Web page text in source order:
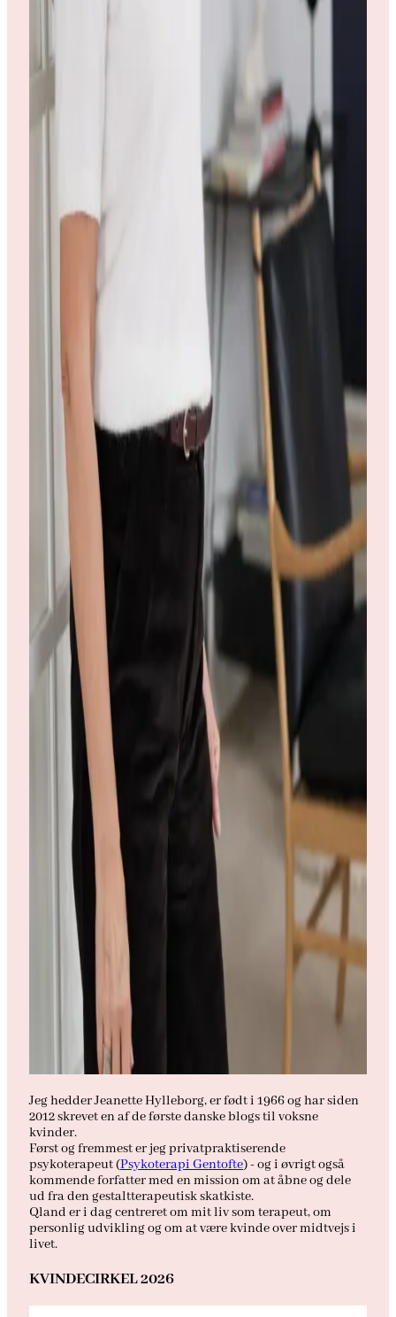
Jeg hedder Jeanette Hylleborg, er født i 1966 og har siden
2012 skrevet en af de første danske blogs til voksne
kvinder.
Først og fremmest er jeg privatpraktiserende
psykoterapeut (Psykoterapi Gentofte) - og i øvrigt også
kommende forfatter med en mission om at åbne og dele
ud fra den gestaltterapeutisk skatkiste.
Qland er i dag centreret om mit liv som terapeut, om
personlig udvikling og om at være kvinde over midtvejs i
livet.
KVINDECIRKEL 2026